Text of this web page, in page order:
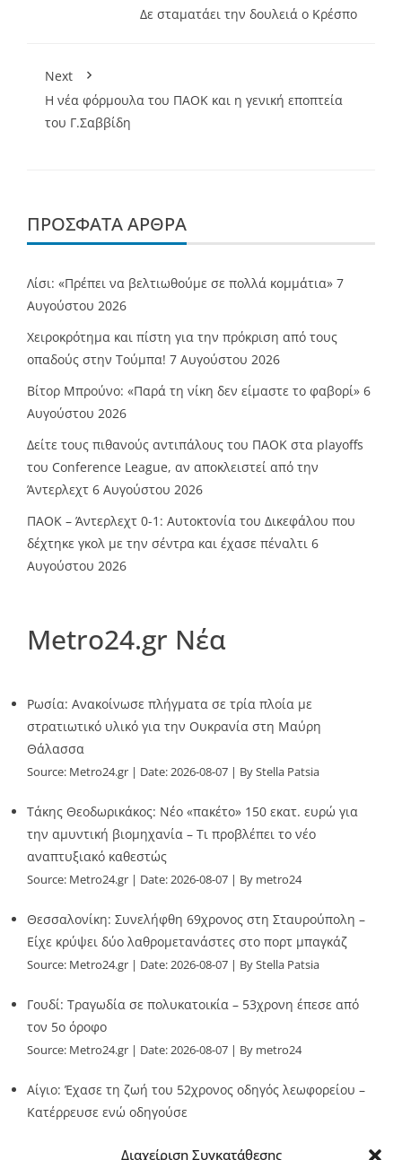
Διαχείριση Συγκατάθεσης
Δε σταματάει την δουλειά ο Κρέσπο
Next
Η νέα φόρμουλα του ΠΑΟΚ και η γενική εποπτεία
του Γ.Σαββίδη
ΠΡΌΣΦΑΤΑ ΆΡΘΡΑ
Λίσι: «Πρέπει να βελτιωθούμε σε πολλά κομμάτια» 7
Αυγούστου 2026
Χειροκρότημα και πίστη για την πρόκριση από τους
οπαδούς στην Τούμπα! 7 Αυγούστου 2026
Βίτορ Μπρούνο: «Παρά τη νίκη δεν είμαστε το φαβορί» 6
Αυγούστου 2026
Δείτε τους πιθανούς αντιπάλους του ΠΑΟΚ στα playoffs
του Conference League, αν αποκλειστεί από την
Άντερλεχτ 6 Αυγούστου 2026
ΠΑΟΚ – Άντερλεχτ 0-1: Αυτοκτονία του Δικεφάλου που
δέχτηκε γκολ με την σέντρα και έχασε πέναλτι 6
Αυγούστου 2026
Metro24.gr Νέα
Ρωσία: Ανακοίνωσε πλήγματα σε τρία πλοία με
στρατιωτικό υλικό για την Ουκρανία στη Μαύρη
Θάλασσα
Source: Metro24.gr Date: 2026-08-07 By Stella Patsia
Τάκης Θεοδωρικάκος: Νέο «πακέτο» 150 εκατ. ευρώ για
την αμυντική βιομηχανία – Τι προβλέπει το νέο
αναπτυξιακό καθεστώς
Source: Metro24.gr Date: 2026-08-07 By metro24
Θεσσαλονίκη: Συνελήφθη 69χρονος στη Σταυρούπολη –
Είχε κρύψει δύο λαθρομετανάστες στο πορτ μπαγκάζ
Source: Metro24.gr Date: 2026-08-07 By Stella Patsia
Γουδί: Τραγωδία σε πολυκατοικία – 53χρονη έπεσε από
τον 5ο όροφο
Source: Metro24.gr Date: 2026-08-07 By metro24
Αίγιο: Έχασε τη ζωή του 52χρονος οδηγός λεωφορείου –
Κατέρρευσε ενώ οδηγούσε